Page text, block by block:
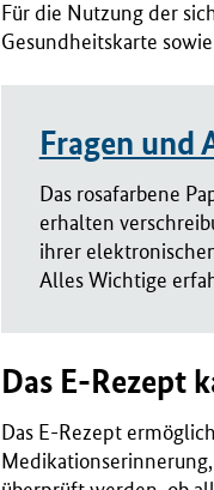
Für die Nutzung der
Gesundheitskarte
Fragen und
Das rosafarbene
erhalten
ihrer
Alles Wichtige
Das E-Rezept
Das E-Rezept